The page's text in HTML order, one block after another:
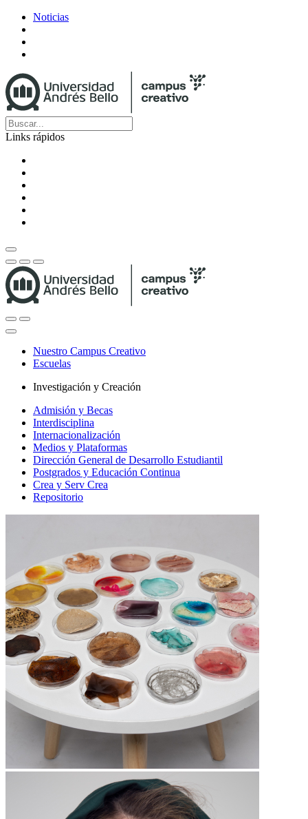
Noticias
Links rápidos
Nuestro Campus Creativo
Escuelas
Investigación y Creación
Admisión y Becas
Interdisciplina
Internacionalización
Medios y Plataformas
Dirección General de Desarrollo Estudiantil
Postgrados y Educación Continua
Crea y Serv Crea
Repositorio